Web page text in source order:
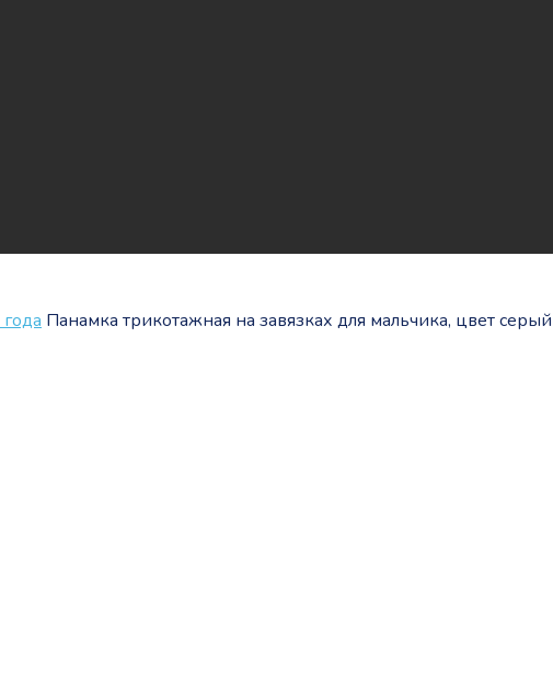
Панамка трикотажная на завязках для мальчика, цвет серый